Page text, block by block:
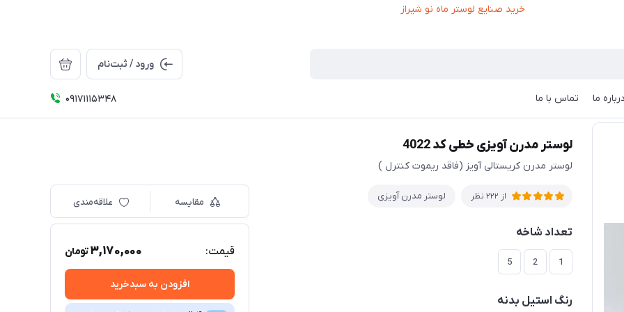
ورود / ثبت‌نام
درباره ما تماس با ما 09171115348 آویزی خطی کد 4022
لوستر مدرن آویزی خطی کد 4022
لوستر مدرن کریستالی آویز (فاقد ریموت کنترل )
از 222 نظر لوستر مدرن آویزی
تعداد شاخه
1
2
5
رنگ استیل بدنه
مقایسه علاقه‌مندی
قیمت: 3,170,000تومان
افزودن به سبدخرید